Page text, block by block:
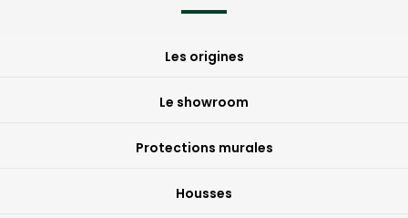
Les origines
Le showroom
Protections murales
Housses